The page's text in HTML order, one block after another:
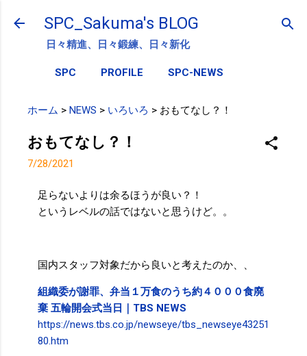
スキップしてメイン コンテンツに移動
SPC_Sakuma's BLOG
日々精進、日々鍛練、日々新化
SPC PROFILE SPC-NEWS
ホーム > NEWS > いろいろ > おもてなし？！
おもてなし？！
7/28/2021
足らないよりは余るほうが良い？！
というレベルの話ではないと思うけど。。
国内スタッフ対象だから良いと考えたのか、、
組織委が謝罪、弁当１万食のうち約４０００食廃
棄 五輪開会式当日｜TBS NEWS
https://news.tbs.co.jp/newseye/tbs_newseye43251
80.htm